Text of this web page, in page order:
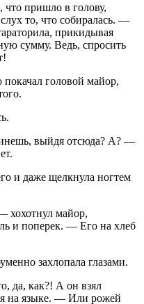
пришло в голову,
то, что собиралась. —
прикидывая
сумму. Ведь, спросить
головой майор,
выйдя отсюда? А? —
и даже щелкнула ногтем
хохотнул майор,
и поперек. — Его на хлеб
захлопала глазами.
да, как?! А он взял
на языке. — Или рожей